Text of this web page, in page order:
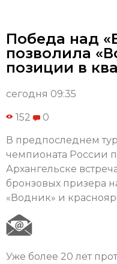
Победа над
позволила
позиции в
сегодня 09:35
152 0
В предпоследнем
чемпионата России
Архангельске
бронзовых призера
«Водник» и
Уже более 20 лет